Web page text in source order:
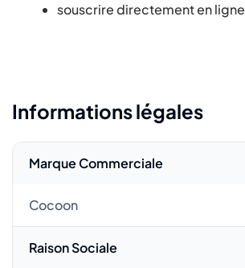
souscrire directement en ligne
Informations légales
Marque Commerciale
Cocoon
Raison Sociale